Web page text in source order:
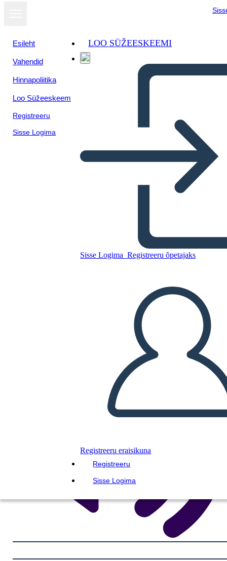
Esileht
Vahendid
Hinnapoliitika
Loo Süžeeskeem
Registreeru
Sisse Logima
LOO SÜŽEESKEEMI
Sisse Logima Registreeru õpetajaks
Registreeru eraisikuna
Registreeru
Sisse Logima
Forma di Mango
LUUA STORYBOARD
ESITA SLAIDIESITLUST
LOE MULLE